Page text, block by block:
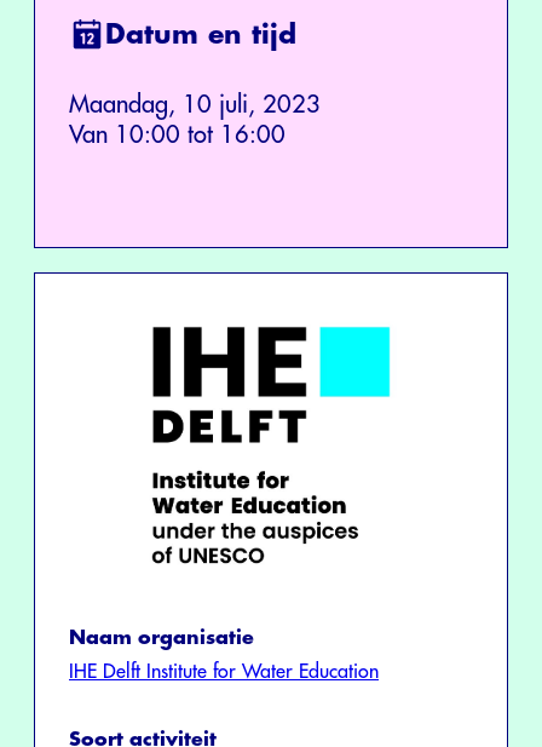
Datum en tijd
Maandag, 10 juli, 2023
Van 10:00 tot 16:00
Naam organisatie
IHE Delft Institute for Water Education
Soort activiteit